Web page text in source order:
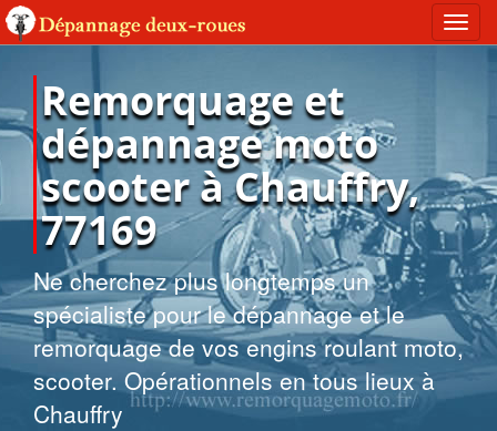
Remorquage et
dépannage moto
scooter à Chauffry,
77169
Ne cherchez plus longtemps un
spécialiste pour le dépannage et le
remorquage de vos engins roulant moto,
scooter. Opérationnels en tous lieux à
Chauffry